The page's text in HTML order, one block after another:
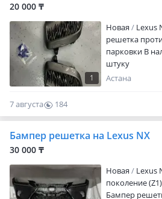
20 000 ₸
1
Новая Lexus
решетка
парковки В
штуку
Астана
7 августа
184
0
Бампер решетка на Lexus NX
30 000 ₸
Новая
Lexus
поколение (Z1)
Бампер